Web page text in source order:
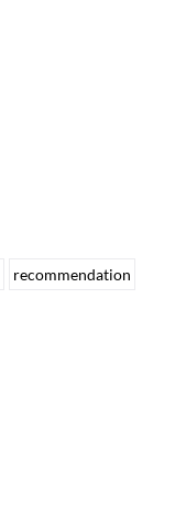
recommendation